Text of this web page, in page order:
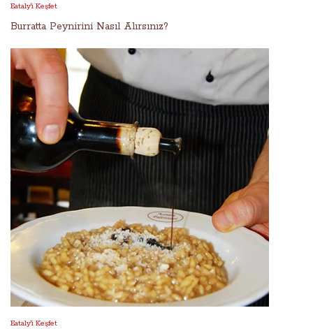
Eataly'i Keşfet
Burratta Peynirini Nasıl Alırsınız?
Eataly'i Keşfet